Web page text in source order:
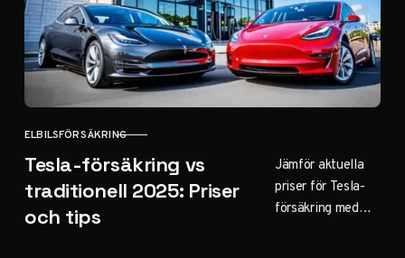
KATEGORI
ELBILSFÖRSÄKRING
Tesla-försäkring vs
traditionell 2025: Priser
och tips
Jämför aktuella
priser för Tesla-
försäkring med